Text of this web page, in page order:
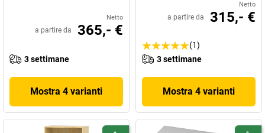
Netto
a partire da 365,- €
3 settimane
Mostra 4 varianti
Netto
a partire da 315,- €
(1)
3 settimane
Mostra 4 varianti